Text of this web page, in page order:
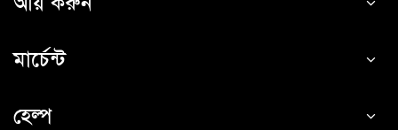
মার্চেন্ট
হেল্প